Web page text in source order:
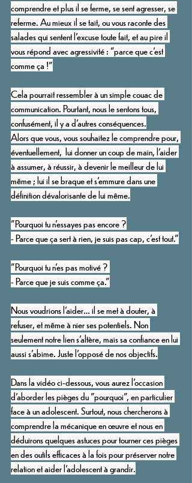
comprendre et plus il se ferme, se sent agresser, se
referme. Au mieux il se tait, ou vous raconte des
salades qui sentent l’excuse toute fait, et au pire il
vous répond avec agressivité : "parce que c’est
comme ça !"
Cela pourrait ressembler à un simple couac de
communication. Pourtant, nous le sentons tous,
confusément, il y a d’autres conséquences.
Alors que vous, vous souhaitez le comprendre pour,
éventuellement,  lui donner un coup de main, l’aider
à assumer, à réussir, à devenir le meilleur de lui
même ; lui il se braque et s’emmure dans une
définition dévalorisante de lui même.
"Pourquoi tu n’essayes pas encore ?
- Parce que ça sert à rien, je suis pas cap, c’est tout."
"Pourquoi tu n’es pas motivé ?
- Parce que je suis comme ça."
Nous voudrions l’aider… il se met à douter, à
refuser, et même à nier ses potentiels. Non
seulement notre lien s’altère, mais sa confiance en lui
aussi s’abime. Juste l’opposé de nos objectifs.
Dans la vidéo ci-dessous, vous aurez l'occasion
d'aborder les pièges du "pourquoi", en particulier
face à un adolescent. Surtout, nous chercherons à
comprendre la mécanique en œuvre et nous en
déduirons quelques astuces pour tourner ces pièges
en des outils efficaces à la fois pour préserver notre
relation et aider l'adolescent à grandir.